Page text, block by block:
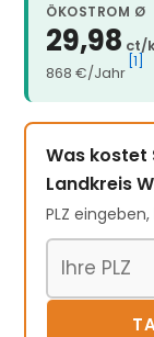
ÖKOSTROM Ø
29,98 ct/
868 €/Jahr
[1]
Was kostet
Landkreis
PLZ